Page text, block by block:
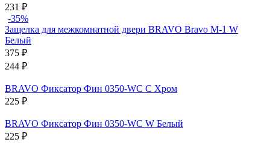
231 ₽
-35%
Защелка для межкомнатной двери BRAVO Bravo M-1 W
Белый
375 ₽
244 ₽
BRAVO Фиксатор Фин 0350-WC C Хром
225 ₽
BRAVO Фиксатор Фин 0350-WC W Белый
225 ₽